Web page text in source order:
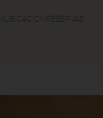
UBICACIÓN RESERVAS